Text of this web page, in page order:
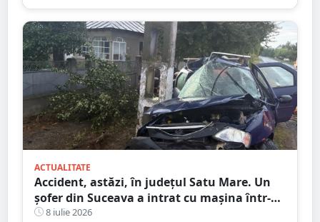
ACTUALITATE
Accident, astăzi, în județul Satu Mare. Un
șofer din Suceava a intrat cu mașina într-
un stâlp
8 iulie 2026